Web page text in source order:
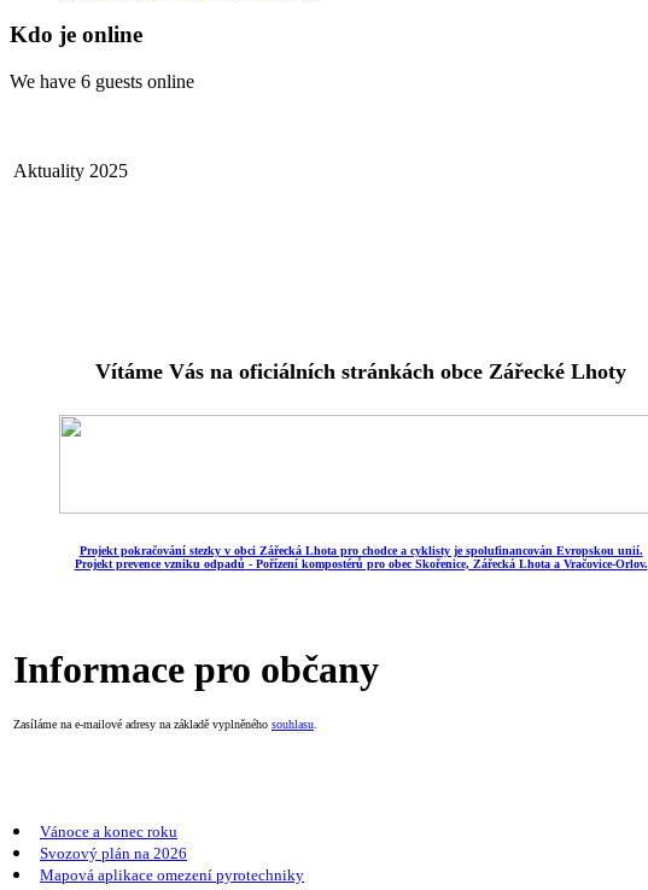
Kdo je online
We have 6 guests online
Aktuality 2025
Vítáme Vás na oficiálních stránkách obce Zářecké Lhoty
Projekt pokračování stezky v obci Zářecká Lhota pro chodce a cyklisty je spolufinancován Evropskou unií.
Projekt prevence vzniku odpadů - Pořízení kompostérů pro obec Skořenice, Zářecká Lhota a Vračovice-Orlov.
Informace pro občany
Zasíláme na e-mailové adresy na základě vyplněného souhlasu.
Vánoce a konec roku
Svozový plán na 2026
Mapová aplikace omezení pyrotechniky